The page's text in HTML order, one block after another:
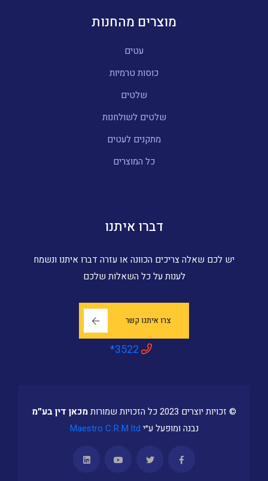
מוצרים מהחנות
עטים
כוסות טרמיות
שלטים
שלטים לשולחנות
מתקנים לעטים
כל המוצרים
דברו איתנו
יש לכם שאלה צריכים הכוונה או עזרה דברו איתנו ונשמח
לענות על כל השאלות שלכם
צרו איתנו קשר
*3522
© זכויות יוצרים 2023 כל הזכויות שמורות
מכאן דין בע״מ
נבנה ומופעל ע״י Maestro C.R.M ltd